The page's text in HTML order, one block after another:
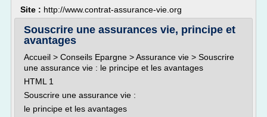
Site : http://www.contrat-assurance-vie.org
Souscrire une assurances vie, principe et
avantages
Accueil > Conseils Epargne > Assurance vie > Souscrire
une assurance vie : le principe et les avantages
HTML 1
Souscrire une assurance vie :
le principe et les avantages